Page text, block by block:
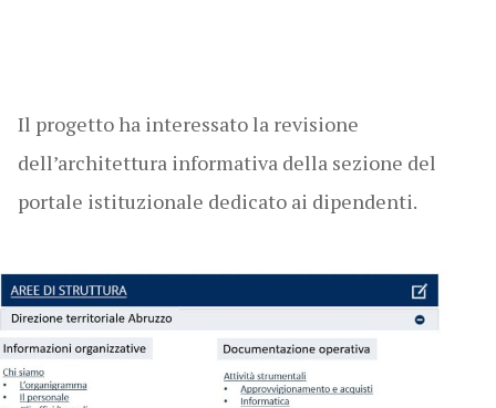
Il progetto ha interessato la revisione
dell’architettura informativa della sezione del
portale istituzionale dedicato ai dipendenti.